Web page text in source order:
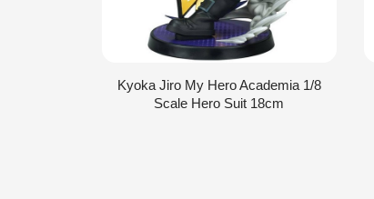
Kyoka Jiro My Hero Academia 1/8
Scale Hero Suit 18cm